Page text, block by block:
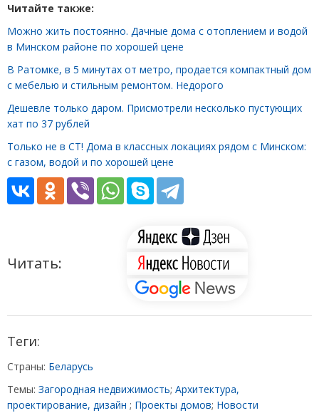
Читайте также:
Можно жить постоянно. Дачные дома с отоплением и водой
в Минском районе по хорошей цене
В Ратомке, в 5 минутах от метро, продается компактный дом
с мебелью и стильным ремонтом. Недорого
Дешевле только даром. Присмотрели несколько пустующих
хат по 37 рублей
Только не в СТ! Дома в классных локациях рядом с Минском:
с газом, водой и по хорошей цене
Читать:
Теги:
Страны: Беларусь
Темы: Загородная недвижимость; Архитектура,
проектирование, дизайн ; Проекты домов; Новости